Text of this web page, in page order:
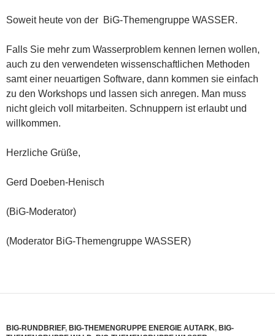
Soweit heute von der BiG-Themengruppe WASSER.
Falls Sie mehr zum Wasserproblem kennen lernen wollen,
auch zu den verwendeten wissenschaftlichen Methoden
samt einer neuartigen Software, dann kommen sie einfach
zu den Workshops und lassen sich anregen. Man muss
nicht gleich voll mitarbeiten. Schnuppern ist erlaubt und
willkommen.
Herzliche Grüße,
Gerd Doeben-Henisch
(BiG-Moderator)
(Moderator BiG-Themengruppe WASSER)
BIG-RUNDBRIEF, BIG-THEMENGRUPPE ENERGIE AUTARK, BIG-